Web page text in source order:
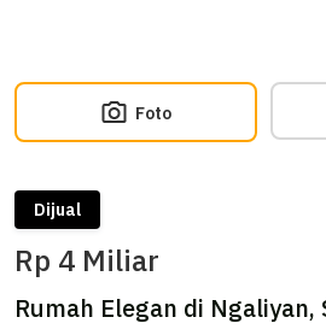
Foto
Dijual
Rp 4 Miliar
Rumah Elegan di Ngaliyan,